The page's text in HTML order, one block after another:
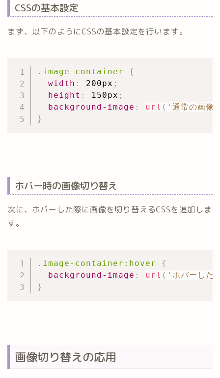
CSSの基本設定
まず、以下のようにCSSの基本設定を行います。
.image-container
{
width : 200px ;
height : 150px ;
background-image : url ( '通常の画像
}
ホバー時の画像切り替え
次に、ホバーした際に画像を切り替えるCSSを追加しま
す。
.image-container:hover
{
background-image : url ( 'ホバーした
}
画像切り替えの応用